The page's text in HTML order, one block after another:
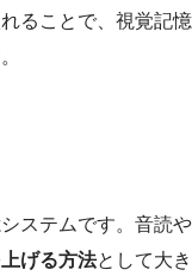
ることで、視覚記憶
ステムです。音読や
げる方法として大き